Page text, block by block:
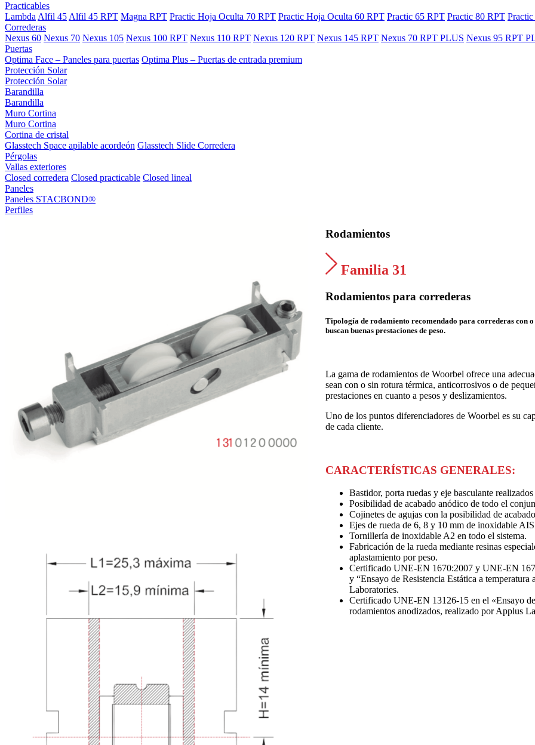
Practicables
Lambda Alfil 45 Alfil 45 RPT Magna RPT Practic Hoja Oculta 70 RPT Practic Hoja Oculta 60 RPT Practic 65 RPT Practic 80 RPT
Correderas
Nexus 60 Nexus 70 Nexus 105 Nexus 100 RPT Nexus 110 RPT Nexus 120 RPT Nexus 145 RPT Nexus 70 RPT PLUS Nexus 95 RPT
Puertas
Optima Face – Paneles para puertas Optima Plus – Puertas de entrada premium
Protección Solar
Protección Solar
Barandilla
Barandilla
Muro Cortina
Muro Cortina
Cortina de cristal
Glasstech Space apilable acordeón Glasstech Slide Corredera
Pérgolas
Vallas exteriores
Closed corredera Closed practicable Closed lineal
Paneles
Paneles STACBOND®
Perfiles
Rodamientos
Familia 31
Rodamientos para correderas
Tipología de rodamiento recomendado para correderas con
buscan buenas prestaciones de peso.
La gama de rodamientos de Woorbel ofrece una
sean con o sin rotura térmica, anticorrosivos o de
prestaciones en cuanto a pesos y deslizamientos.
Uno de los puntos diferenciadores de Woorbel es su
de cada cliente.
CARACTERÍSTICAS GENERALES:
Bastidor, porta ruedas y eje basculante
Posibilidad de acabado anódico de todo el
Cojinetes de agujas con la posibilidad de
Ejes de rueda de 6, 8 y 10 mm de inoxidable
Tornillería de inoxidable A2 en todo el sistema.
Fabricación de la rueda mediante resinas
aplastamiento por peso.
Certificado UNE-EN 1670:2007 y UNE-EN
y “Ensayo de Resistencia Estática a
Laboratories.
Certificado UNE-EN 13126-15 en el «Ensayo
rodamientos anodizados, realizado por Applus